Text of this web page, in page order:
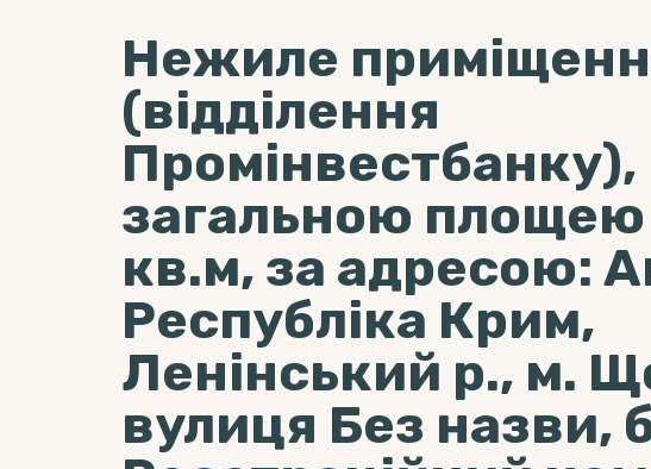
Нежиле
(відділення
Промінвестбанку),
загальною площею
кв.м, за адресою:
Республіка Крим,
Ленінський р., м.
вулиця Без назви,